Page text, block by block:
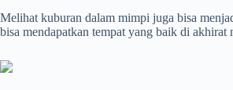
Melihat kuburan dalam mimpi juga bisa
bisa mendapatkan tempat yang baik di akhirat